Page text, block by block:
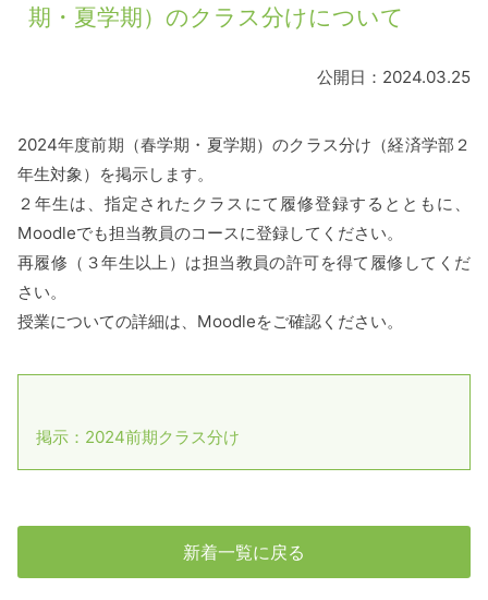
期・夏学期）のクラス分けについて
公開日：2024.03.25
2024年度前期（春学期・夏学期）のクラス分け（経済学部２
年生対象）を掲示します。
２年生は、指定されたクラスにて履修登録するとともに、
Moodleでも担当教員のコースに登録してください。
再履修（３年生以上）は担当教員の許可を得て履修してくだ
さい。
授業についての詳細は、Moodleをご確認ください。
掲示：2024前期クラス分け
新着一覧に戻る